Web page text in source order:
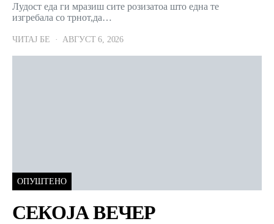
Лудост еда ги мразиш сите розизатоа што една те
изгребала со трнот,да…
ЧИТАЈ БЕ АВГУСТ 6, 2026
ОПУШТЕНО
СЕКОЈА ВЕЧЕР